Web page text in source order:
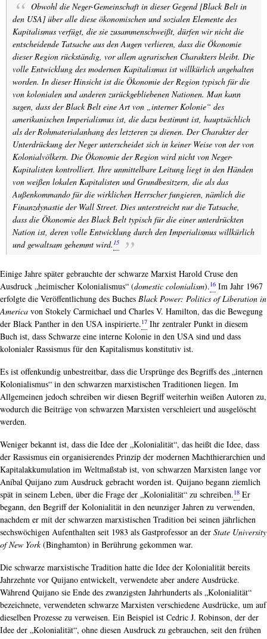
Obwohl die Neger-Gemeinschaft in dieser Gegend [Black Belt in
den USA] über alle diese ökonomischen und sozialen Elemente des
Kapitalismus verfügt, die sie zusammenschweißt, dürfen wir nicht die
entscheidende Tatsache aus den Augen verlieren, dass die Ökonomie
dieser Region rückständig, vor allem agrarischen Charakters bleibt. Die
volle Entwicklung des modernen Kapitalismus ist willkürlich angehalten
worden. In dieser Hinsicht ist die Ökonomie der Region typisch für die
von kolonialen und anderen zurückgebliebenen Nationen. Man kann
sagen, dass der Black Belt eine Art von „interner Kolonie“ des
amerikanischen Imperialismus ist, die dazu bestimmt ist, hauptsächlich
als der Rohmaterialanhang des letzteren zu dienen. Der Charakter der
Unterdrückung der Neger unterscheidet sich in keiner Weise von der von
Kolonialvölkern. Die Ökonomie der Region wird nicht von Neger-
Kapitalisten kontrolliert. Ihre unmittelbare Leitung liegt in den Händen
von weißen lokalen Kapitalisten und Grundbesitzern, die als das
Außenkommando für die wirklichen Herrscher fungieren, nämlich die
Finanzdynastie der Wall Street. Dies unterstreicht nur die Tatsache,
dass die Ökonomie des Black Belt typisch für die einer unterdrückten
Nation ist, deren volle Entwicklung durch den Imperialismus willkürlich
und gewaltsam gehemmt wird. 15
Einige Jahre später gebrauchte der schwarze Marxist Harold Cruse den
Ausdruck „heimischer Kolonialismus“ (domestic colonialism).16 Im Jahr 1967
erfolgte die Veröffentlichung des Buches Black Power: Politics of Liberation in
America von Stokely Carmichael und Charles V. Hamilton, das die Bewegung
der Black Panther in den USA inspirierte.17 Ihr zentraler Punkt in diesem
Buch ist, dass Schwarze eine interne Kolonie in den USA sind und dass
kolonialer Rassismus für den Kapitalismus konstitutiv ist.
Es ist offenkundig unbestreitbar, dass die Ursprünge des Begriffs des „internen
Kolonialismus“ in den schwarzen marxistischen Traditionen liegen. Im
Allgemeinen jedoch schreiben wir diesen Begriff weiterhin weißen Autoren zu,
wodurch die Beiträge von schwarzen Marxisten verschleiert und ausgelöscht
werden.
Weniger bekannt ist, dass die Idee der „Kolonialität“, das heißt die Idee, dass
der Rassismus ein organisierendes Prinzip der modernen Machthierarchien und
Kapitalakkumulation im Weltmaßstab ist, von schwarzen Marxisten lange vor
Aníbal Quijano zum Ausdruck gebracht worden ist. Quijano begann ziemlich
spät in seinem Leben, über die Frage der „Kolonialität“ zu schreiben.18 Er
begann, den Begriff der Kolonialität in den neunziger Jahren zu verwenden,
nachdem er mit der schwarzen marxistischen Tradition bei seinen jährlichen
sechswöchigen Aufenthalten seit 1983 als Gastprofessor an der State University
of New York(Binghamton) in Berührung gekommen war.
Die schwarze marxistische Tradition hatte die Idee der Kolonialität bereits
Jahrzehnte vor Quijano entwickelt, verwendete aber andere Ausdrücke.
Während Quijano sie Ende des zwanzigsten Jahrhunderts als „Kolonialität“
bezeichnete, verwendeten schwarze Marxisten verschiedene Ausdrücke, um auf
dieselben Prozesse zu verweisen. Ein Beispiel ist Cedric J. Robinson, der der
Idee der „Kolonialität“, ohne diesen Ausdruck zu gebrauchen, seit den frühen